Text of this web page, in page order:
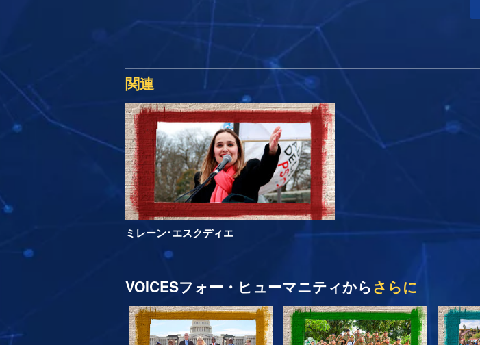
関連
ミレーン･エスクディエ
VOICESフォー・ヒューマニティからさらに